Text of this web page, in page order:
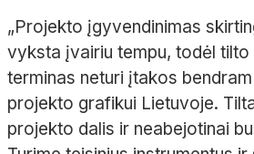
„Projekto įgyvendinimas
vyksta įvairiu tempu, todėl
terminas neturi įtakos bendram
projekto grafikui Lietuvoje.
projekto dalis ir neabejotinai